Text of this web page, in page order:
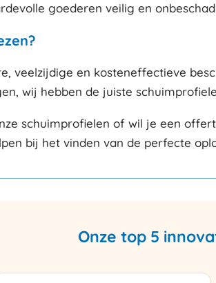
goederen veilig en
veelzijdige en kosteneffectieve
wij hebben de juiste
schuimprofielen of wil je een
bij het vinden van de perfecte
Onze top 5